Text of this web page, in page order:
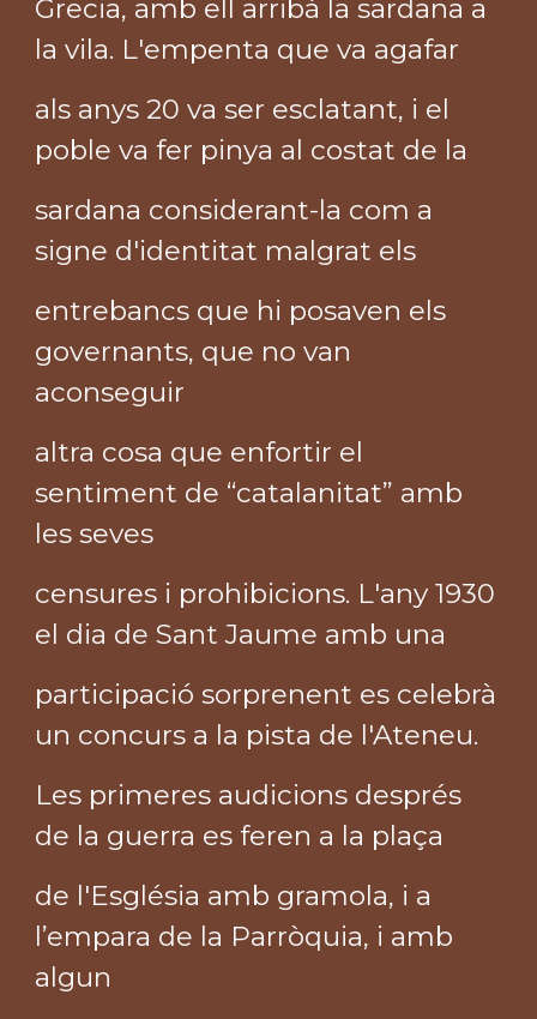
Grecia, amb ell arribà la sardana a
la vila. L'empenta que va agafar
als anys 20 va ser esclatant, i el
poble va fer pinya al costat de la
sardana considerant-la com a
signe d'identitat malgrat els
entrebancs que hi posaven els
governants, que no van
aconseguir
altra cosa que enfortir el
sentiment de “catalanitat” amb
les seves
censures i prohibicions. L'any 1930
el dia de Sant Jaume amb una
participació sorprenent es celebrà
un concurs a la pista de l'Ateneu.
Les primeres audicions després
de la guerra es feren a la plaça
de l'Església amb gramola, i a
l’empara de la Parròquia, i amb
algun